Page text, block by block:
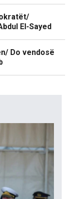
El-Sayed
Do vendosë